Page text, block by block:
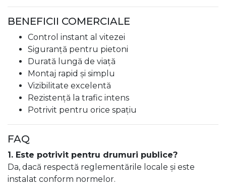
BENEFICII COMERCIALE
Control instant al vitezei
Siguranță pentru pietoni
Durată lungă de viață
Montaj rapid și simplu
Vizibilitate excelentă
Rezistență la trafic intens
Potrivit pentru orice spațiu
FAQ
1. Este potrivit pentru drumuri publice?
Da, dacă respectă reglementările locale și este
instalat conform normelor.